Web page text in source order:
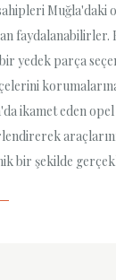
Muğla'daki
faydalanabilirler.
yedek parça
ikamet eden
bir şekilde